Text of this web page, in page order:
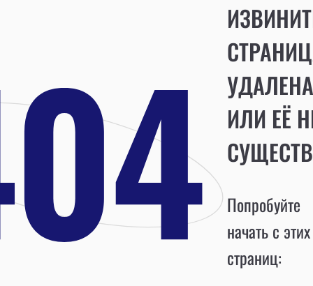
УДАЛЕНА
ИЛИ ЕЁ
Попробуйте
начать с этих
страниц: